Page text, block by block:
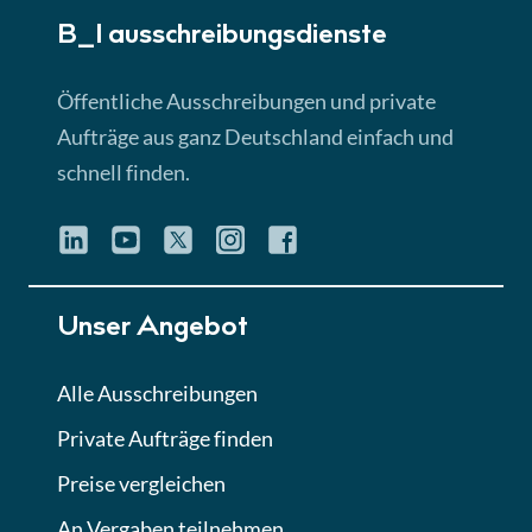
Lektion 3
► 4:31 Min
Quiz
Eignung im Vergabeverfahren
Lektion 6
Abgabe von Angeboten
Lektion
B_I ausschreibungs­dienste
Öffentliche Ausschreibungen und private
Aufträge aus ganz Deutschland einfach und
schnell finden.
Unser Angebot
Alle Ausschreibungen
Private Aufträge finden
Preise vergleichen